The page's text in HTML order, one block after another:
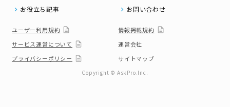
お役立ち記事
お問い合わせ
ユーザー利用規約
情報掲載規約
サービス運営について
運営会社
プライバシーポリシー
サイトマップ
Copyright © AskPro.Inc.